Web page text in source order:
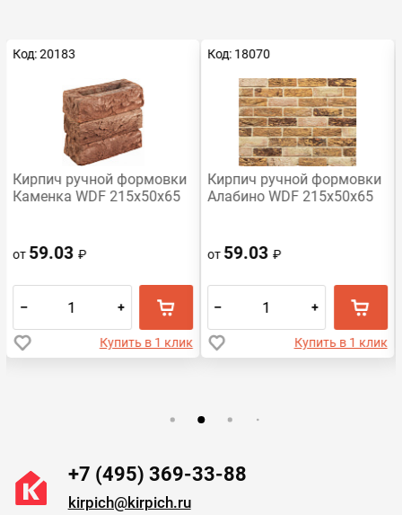
Код: 20183
Кирпич ручной формовки
Каменка WDF 215x50x65
от 59.03₽
– +
Купить в 1 клик
Код: 18070
Кирпич ручной формовки
Алабино WDF 215x50x65
от 59.03₽
– +
Купить в 1 клик
+7 (495) 369-33-88
kirpich@kirpich.ru